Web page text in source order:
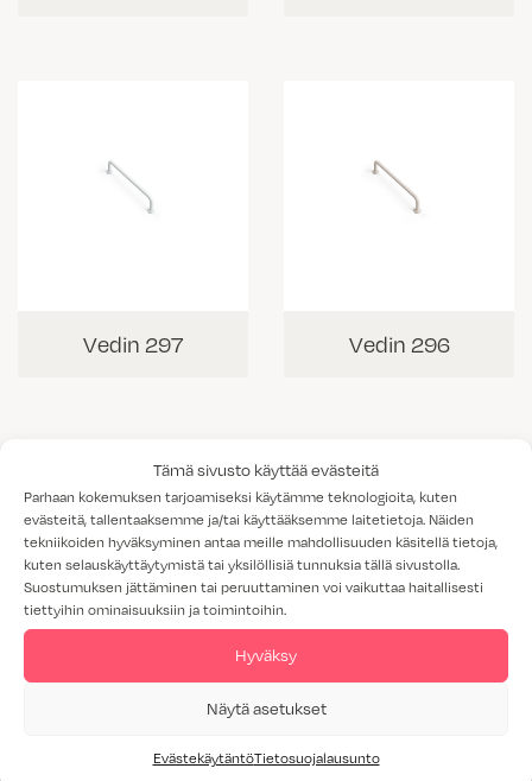
Tämä sivusto käyttää evästeitä
Parhaan kokemuksen tarjoamiseksi käytämme teknologioita, kuten
evästeitä, tallentaaksemme ja/tai käyttääksemme laitetietoja. Näiden
tekniikoiden hyväksyminen antaa meille mahdollisuuden käsitellä tietoja,
kuten selauskäyttäytymistä tai yksilöllisiä tunnuksia tällä sivustolla.
Suostumuksen jättäminen tai peruuttaminen voi vaikuttaa haitallisesti
tiettyihin ominaisuuksiin ja toimintoihin.
Hyväksy
Näytä asetukset
EvästekäytäntöTietosuojalausunto
Vedin 297 Vedin 296